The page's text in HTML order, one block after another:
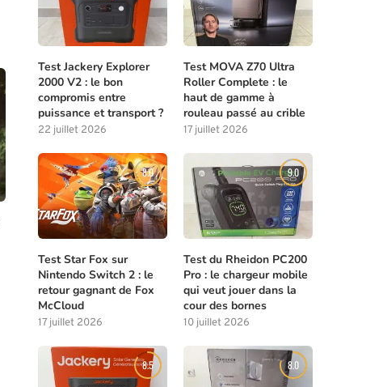
Meilleures compétences à débloquer
tôt dans Beast of...
4 août 2026
Les solutions de chasse à
Test Jackery Explorer
2000 V2 : le bon
compromis entre
puissance et transport ?
22 juillet 2026
Test MOVA Z70 Ultra
Roller Complete : le
haut de gamme à
rouleau passé au crible
17 juillet 2026
8.0
Test Star Fox sur
Nintendo Switch 2 : le
retour gagnant de Fox
McCloud
17 juillet 2026
9.0
Test du Rheidon PC200
Pro : le chargeur mobile
qui veut jouer dans la
cour des bornes
10 juillet 2026
8.5 8.0